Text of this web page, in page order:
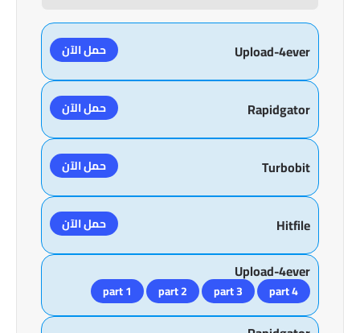
Upload-4ever حمل الآن
Rapidgator حمل الآن
Turbobit حمل الآن
Hitfile حمل الآن
Upload-4ever
part 1 part 2 part 3 part 4